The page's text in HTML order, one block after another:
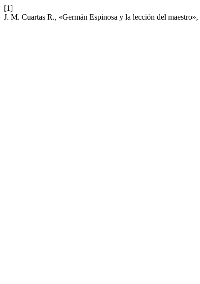
[1]
J. M. Cuartas R., «Germán Espinosa y la lección del maestro»,